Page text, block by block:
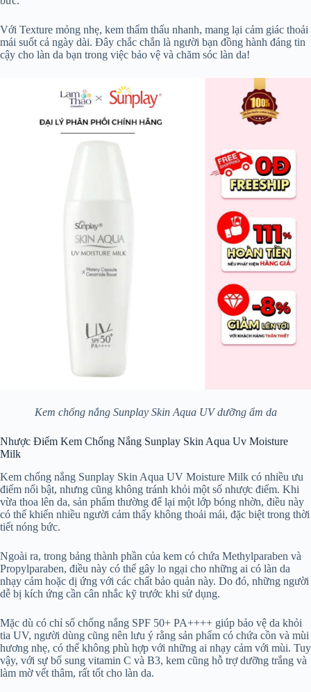
Với Texture mỏng nhẹ, kem thẩm thấu nhanh, mang lại cảm giác thoải
mái suốt cả ngày dài. Đây chắc chắn là người bạn đồng hành đáng tin
cậy cho làn da bạn trong việc bảo vệ và chăm sóc làn da!
Kem chống nắng Sunplay Skin Aqua UV dưỡng ẩm da
Nhược Điểm Kem Chống Nắng Sunplay Skin Aqua Uv Moisture
Milk
Kem chống nắng Sunplay Skin Aqua UV Moisture Milk có nhiều ưu
điểm nổi bật, nhưng cũng không tránh khỏi một số nhược điểm. Khi
vừa thoa lên da, sản phẩm thường để lại một lớp bóng nhờn, điều này
có thể khiến nhiều người cảm thấy không thoải mái, đặc biệt trong thời
tiết nóng bức.
Ngoài ra, trong bảng thành phần của kem có chứa Methylparaben và
Propylparaben, điều này có thể gây lo ngại cho những ai có làn da
nhạy cảm hoặc dị ứng với các chất bảo quản này. Do đó, những người
dễ bị kích ứng cần cân nhắc kỹ trước khi sử dụng.
Mặc dù có chỉ số chống nắng SPF 50+ PA++++ giúp bảo vệ da khỏi
tia UV, người dùng cũng nên lưu ý rằng sản phẩm có chứa cồn và mùi
hương nhẹ, có thể không phù hợp với những ai nhạy cảm với mùi. Tuy
vậy, với sự bổ sung vitamin C và B3, kem cũng hỗ trợ dưỡng trắng và
làm mờ vết thâm, rất tốt cho làn da.